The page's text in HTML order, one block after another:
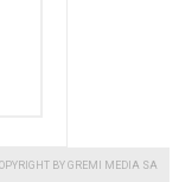
BY GREMI MEDIA SA